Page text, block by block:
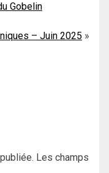
Gobelin
– Juin 2025
Les champs